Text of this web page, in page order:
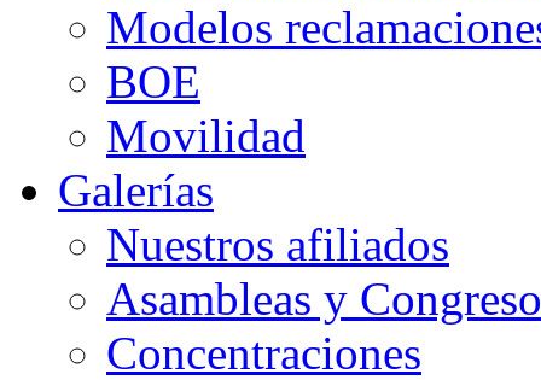
Modelos
BOE
Movilidad
Galerías
Nuestros afiliados
Asambleas y
Concentraciones